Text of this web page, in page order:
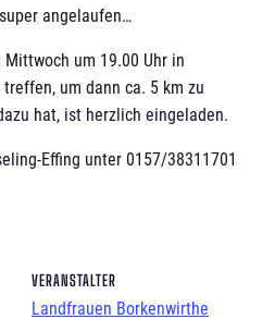
angelaufen…
um 19.00 Uhr in
um dann ca. 5 km zu
hat, ist herzlich eingeladen.
Effing unter 0157/38311701
VERANSTALTER
Landfrauen Borkenwirthe